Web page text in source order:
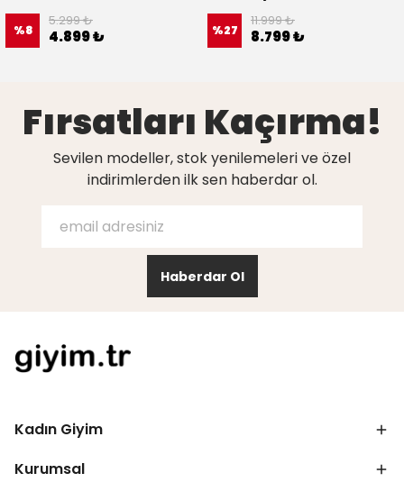
%8
5.299 ₺
4.899 ₺ %27
11.999 ₺
8.799 ₺
Fırsatları Kaçırma!
Sevilen modeller, stok yenilemeleri ve özel
indirimlerden ilk sen haberdar ol.
Haberdar Ol
Kadın Giyim
Kurumsal